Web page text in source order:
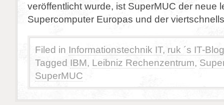
veröffentlicht wurde, ist SuperMUC der neue
Supercomputer Europas und der
Filed in Informationstechnik IT, ruk ´s IT-Blog
Tagged IBM, Leibniz Rechenzentrum,
SuperMUC